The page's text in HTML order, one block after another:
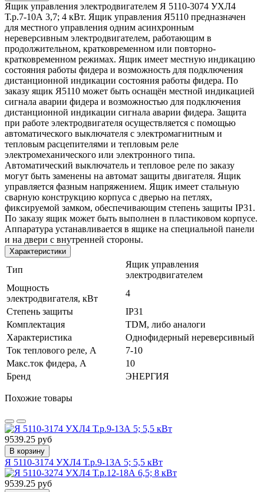
Ящик управления электродвигателем Я 5110-3074 УХЛ4
Т.р.7-10А 3,7; 4 кВт. Ящик управления Я5110 предназначен
для местного управления одним асинхронным
нереверсивным электродвигателем, работающим в
продолжительном, кратковременном или повторно-
кратковременном режимах. Ящик имеет местную индикацию
состояния работы фидера и возможность для подключения
дистанционной индикации состояния работы фидера. По
заказу ящик Я5110 может быть оснащён местной индикацией
сигнала аварии фидера и возможностью для подключения
дистанционной индикации сигнала аварии фидера. Защита
при работе электродвигателя осуществляется с помощью
автоматического выключателя с электромагнитным и
тепловым расцепителями и тепловым реле
электромеханического или электронного типа.
Автоматический выключатель и тепловое реле по заказу
могут быть заменены на автомат защиты двигателя. Ящик
управляется фазным напряжением. Ящик имеет стальную
сварную конструкцию корпуса с дверью на петлях,
фиксируемой замком, обеспечивающим степень защиты IР31.
По заказу ящик может быть выполнен в пластиковом корпусе.
Аппаратура устанавливается в ящике на специальной панели
и на двери с внутренней стороны.
Характеристики
Тип
Ящик управления
электродвигателем
Мощность
электродвигателя, кВт
4
Степень защиты
IP31
Комплектация
TDM, либо аналоги
Характеристика
Однофидерный нереверсивный
Ток теплового реле, А
7-10
Макс.ток фидера, А
10
Бренд
ЭНЕРГИЯ
Похожие товары
9539.25 руб
В корзину
Я 5110-3174 УХЛ4 Т.р.9-13А 5; 5,5 кВт
9539.25 руб